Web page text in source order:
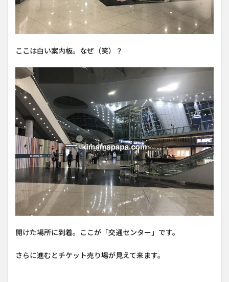
ここは白い案内板。なぜ（笑）？
開けた場所に到着。ここが「交通センター」です。
さらに進むとチケット売り場が見えて来ます。